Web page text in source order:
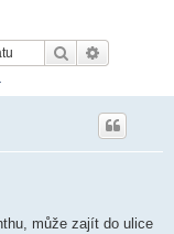
Hledat
může zajít do ulice